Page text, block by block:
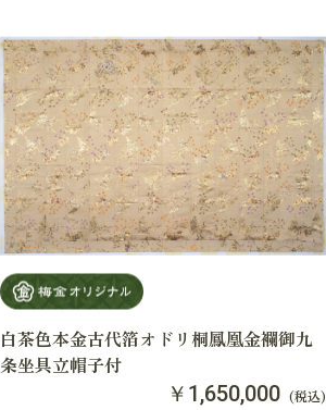
白茶色本金古代箔オドリ桐鳳凰金襴御九
条坐具立帽子付
￥1,650,000 (税込)